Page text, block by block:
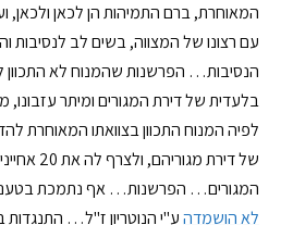
המאוחרת, ברם התמיהות הן לכאן ולכאן,
עם רצונו של המצווה, בשים לב לנסיבות
הנסיבות… הפרשנות שהמנוח לא התכוון
בלעדית של דירת המגורים ומיתר עזבונו,
לפיה המנוח התכוון בצוואתו המאוחרת
של דירת
המגורים… הפרשנות… אף נתמכת
לא הושמדהע"י הנוטריון ז"ל…